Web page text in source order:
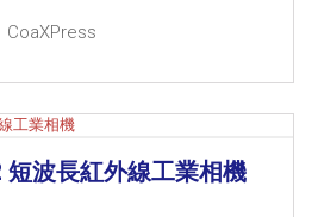
CoaXPress
波長紅外線工業相機